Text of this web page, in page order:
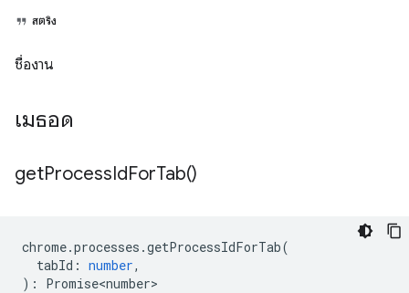
สตริง
ชื่องาน
เมธอด
getProcessIdForTab()
chrome.processes .getProcessIdForTab(
tabId : number,
) : Promise<number>